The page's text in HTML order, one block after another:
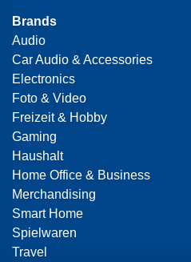
Brands
Audio
Car Audio & Accessories
Electronics
Foto & Video
Freizeit & Hobby
Gaming
Haushalt
Home Office & Business
Merchandising
Smart Home
Spielwaren
Travel